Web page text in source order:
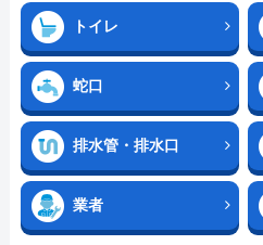
トイレ
蛇口
排水管・排水口
業者